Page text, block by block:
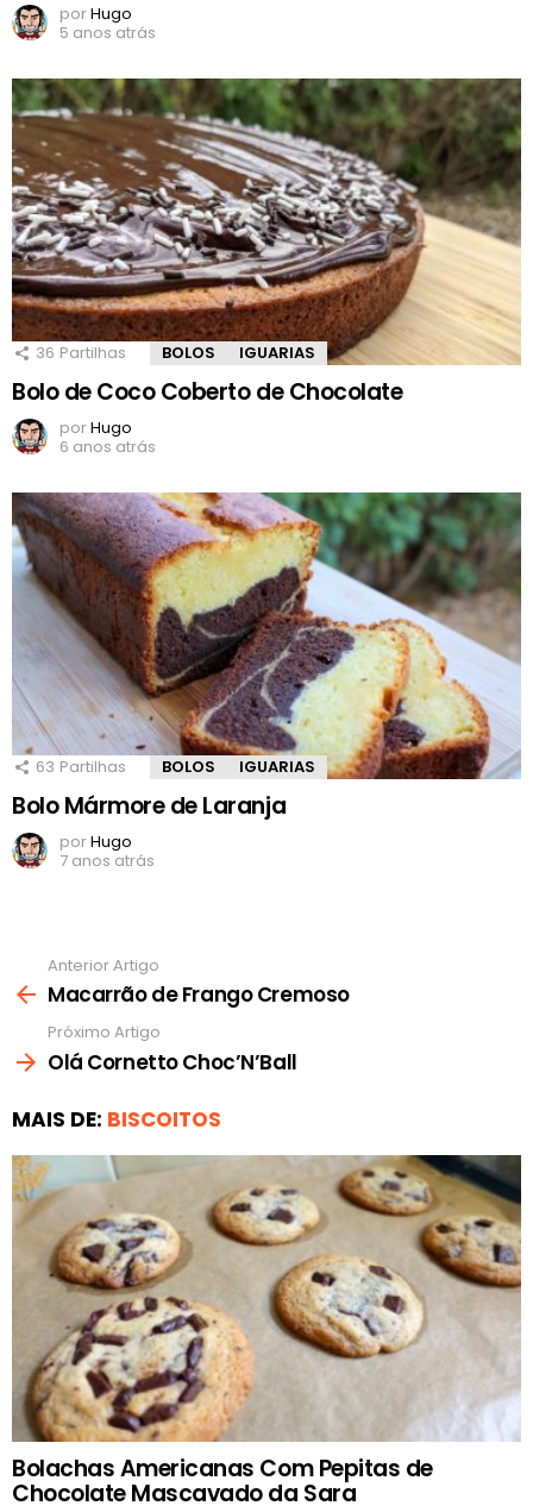
porHugo
5 anos atrás
36 Partilhas BOLOS IGUARIAS
Bolo de Coco Coberto de Chocolate
porHugo
6 anos atrás
63 Partilhas BOLOS IGUARIAS
Bolo Mármore de Laranja
porHugo
7 anos atrás
mais
Anterior Artigo
Macarrão de Frango Cremoso
Próximo Artigo
Olá Cornetto Choc’N’Ball
MAIS DE: BISCOITOS
Bolachas Americanas Com Pepitas de
Chocolate Mascavado da Sara